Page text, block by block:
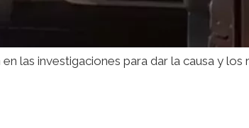
las investigaciones para dar la causa y